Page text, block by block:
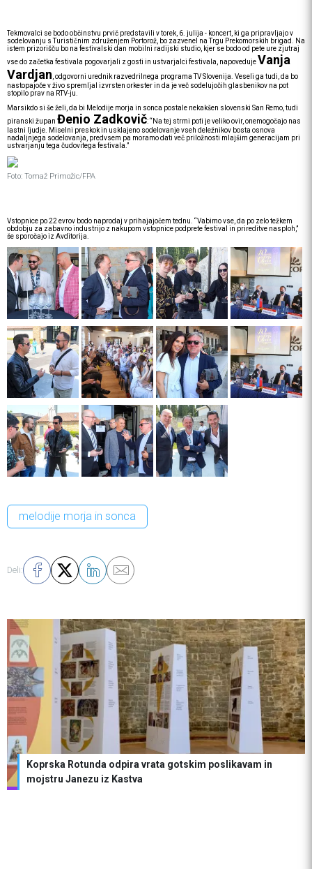
Tekmovalci se bodo občinstvu prvič predstavili v torek, 6. julija - koncert, ki ga pripravljajo v
sodelovanju s Turističnim združenjem Portorož, bo zazvenel na Trgu Prekomorskih brigad. Na
istem prizorišču bo na festivalski dan mobilni radijski studio, kjer se bodo od pete ure zjutraj
vse do začetka festivala pogovarjali z gosti in ustvarjalci festivala, napovedujeVanja
Vardjan, odgovorni urednik razvedrilnega programa TV Slovenija. Veseli ga tudi, da bo
nastopajoče v živo spremljal izvrsten orkester in da je več sodelujočih glasbenikov na pot
stopilo prav na RTV-ju.
Marsikdo si še želi, da bi Melodije morja in sonca postale nekakšen slovenski San Remo, tudi
piranski župan Đenio Zadkovič: “Na tej strmi poti je veliko ovir, onemogočajo nas
lastni ljudje. Miselni preskok in usklajeno sodelovanje vseh deležnikov bosta osnova
nadaljnjega sodelovanja, predvsem pa moramo dati več priložnosti mlajšim generacijam pri
ustvarjanju tega čudovitega festivala.”
Foto: Tomaž Primožic/FPA
Vstopnice po 22 evrov bodo naprodaj v prihajajočem tednu. “Vabimo vse, da po zelo težkem
obdobju za zabavno industrijo z nakupom vstopnice podprete festival in prireditve nasploh,”
še sporočajo iz Avditorija.
melodije morja in sonca
Deli:
Koprska Rotunda odpira vrata gotskim poslikavam in
mojstru Janezu iz Kastva